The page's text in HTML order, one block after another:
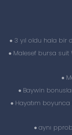
3 yıl oldu hala bir
Malesef bursa
Baywin
Hayatım
aynı